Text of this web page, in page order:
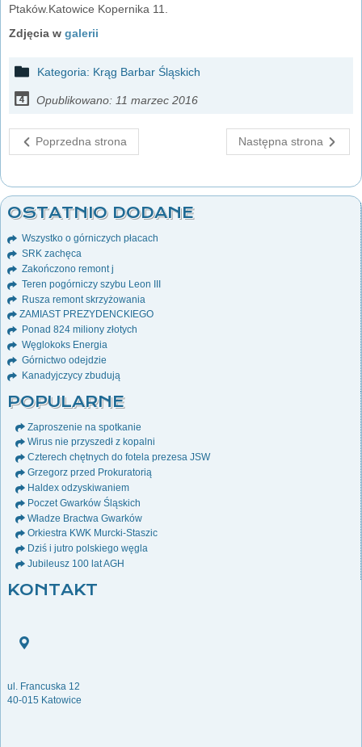
Ptaków.Katowice Kopernika 11.
Zdjęcia w galerii
Kategoria: Krąg Barbar Śląskich
Opublikowano: 11 marzec 2016
Poprzedna strona Następna strona
OSTATNIO DODANE
Wszystko o górniczych płacach
SRK zachęca
Zakończono remont j
Teren pogórniczy szybu Leon III
Rusza remont skrzyżowania
ZAMIAST PREZYDENCKIEGO
Ponad 824 miliony złotych
Węglokoks Energia
Górnictwo odejdzie
Kanadyjczycy zbudują
POPULARNE
Zaproszenie na spotkanie
Wirus nie przyszedł z kopalni
Czterech chętnych do fotela prezesa JSW
Grzegorz przed Prokuratorią
Haldex odzyskiwaniem
Poczet Gwarków Śląskich
Władze Bractwa Gwarków
Orkiestra KWK Murcki-Staszic
Dziś i jutro polskiego węgla
Jubileusz 100 lat AGH
KONTAKT
ul. Francuska 12
40-015 Katowice